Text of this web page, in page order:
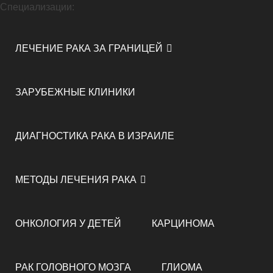
Специализации:
ЛЕЧЕНИЕ РАКА ЗА ГРАНИЦЕЙ
ЗАРУБЕЖНЫЕ КЛИНИКИ
ДИАГНОСТИКА РАКА В ИЗРАИЛЕ
МЕТОДЫ ЛЕЧЕНИЯ РАКА
ОНКОЛОГИЯ У ДЕТЕЙ КАРЦИНОМА
РАК ГОЛОВНОГО МОЗГА ГЛИОМА